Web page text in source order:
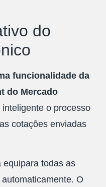
do
funcionalidade da
do Mercado
o processo
cotações enviadas
equipara todas as
O